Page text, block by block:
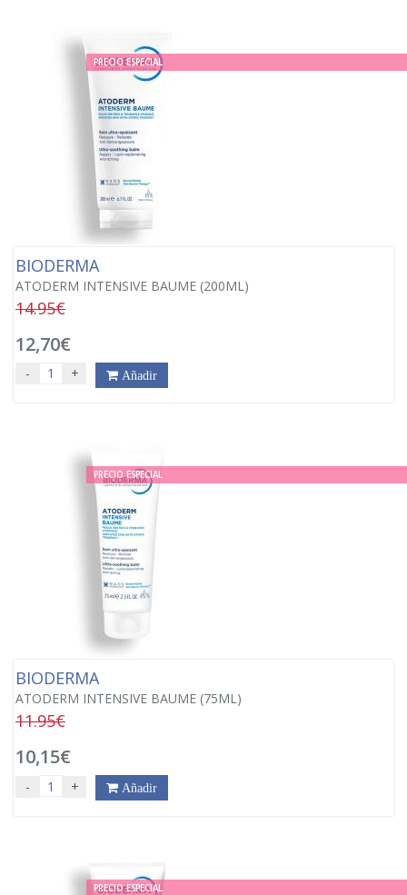
PRECIO ESPECIAL
BIODERMA
ATODERM INTENSIVE BAUME (200ML)
14.95€
12,70€
- + Añadir
PRECIO ESPECIAL
BIODERMA
ATODERM INTENSIVE BAUME (75ML)
11.95€
10,15€
- + Añadir
PRECIO ESPECIAL